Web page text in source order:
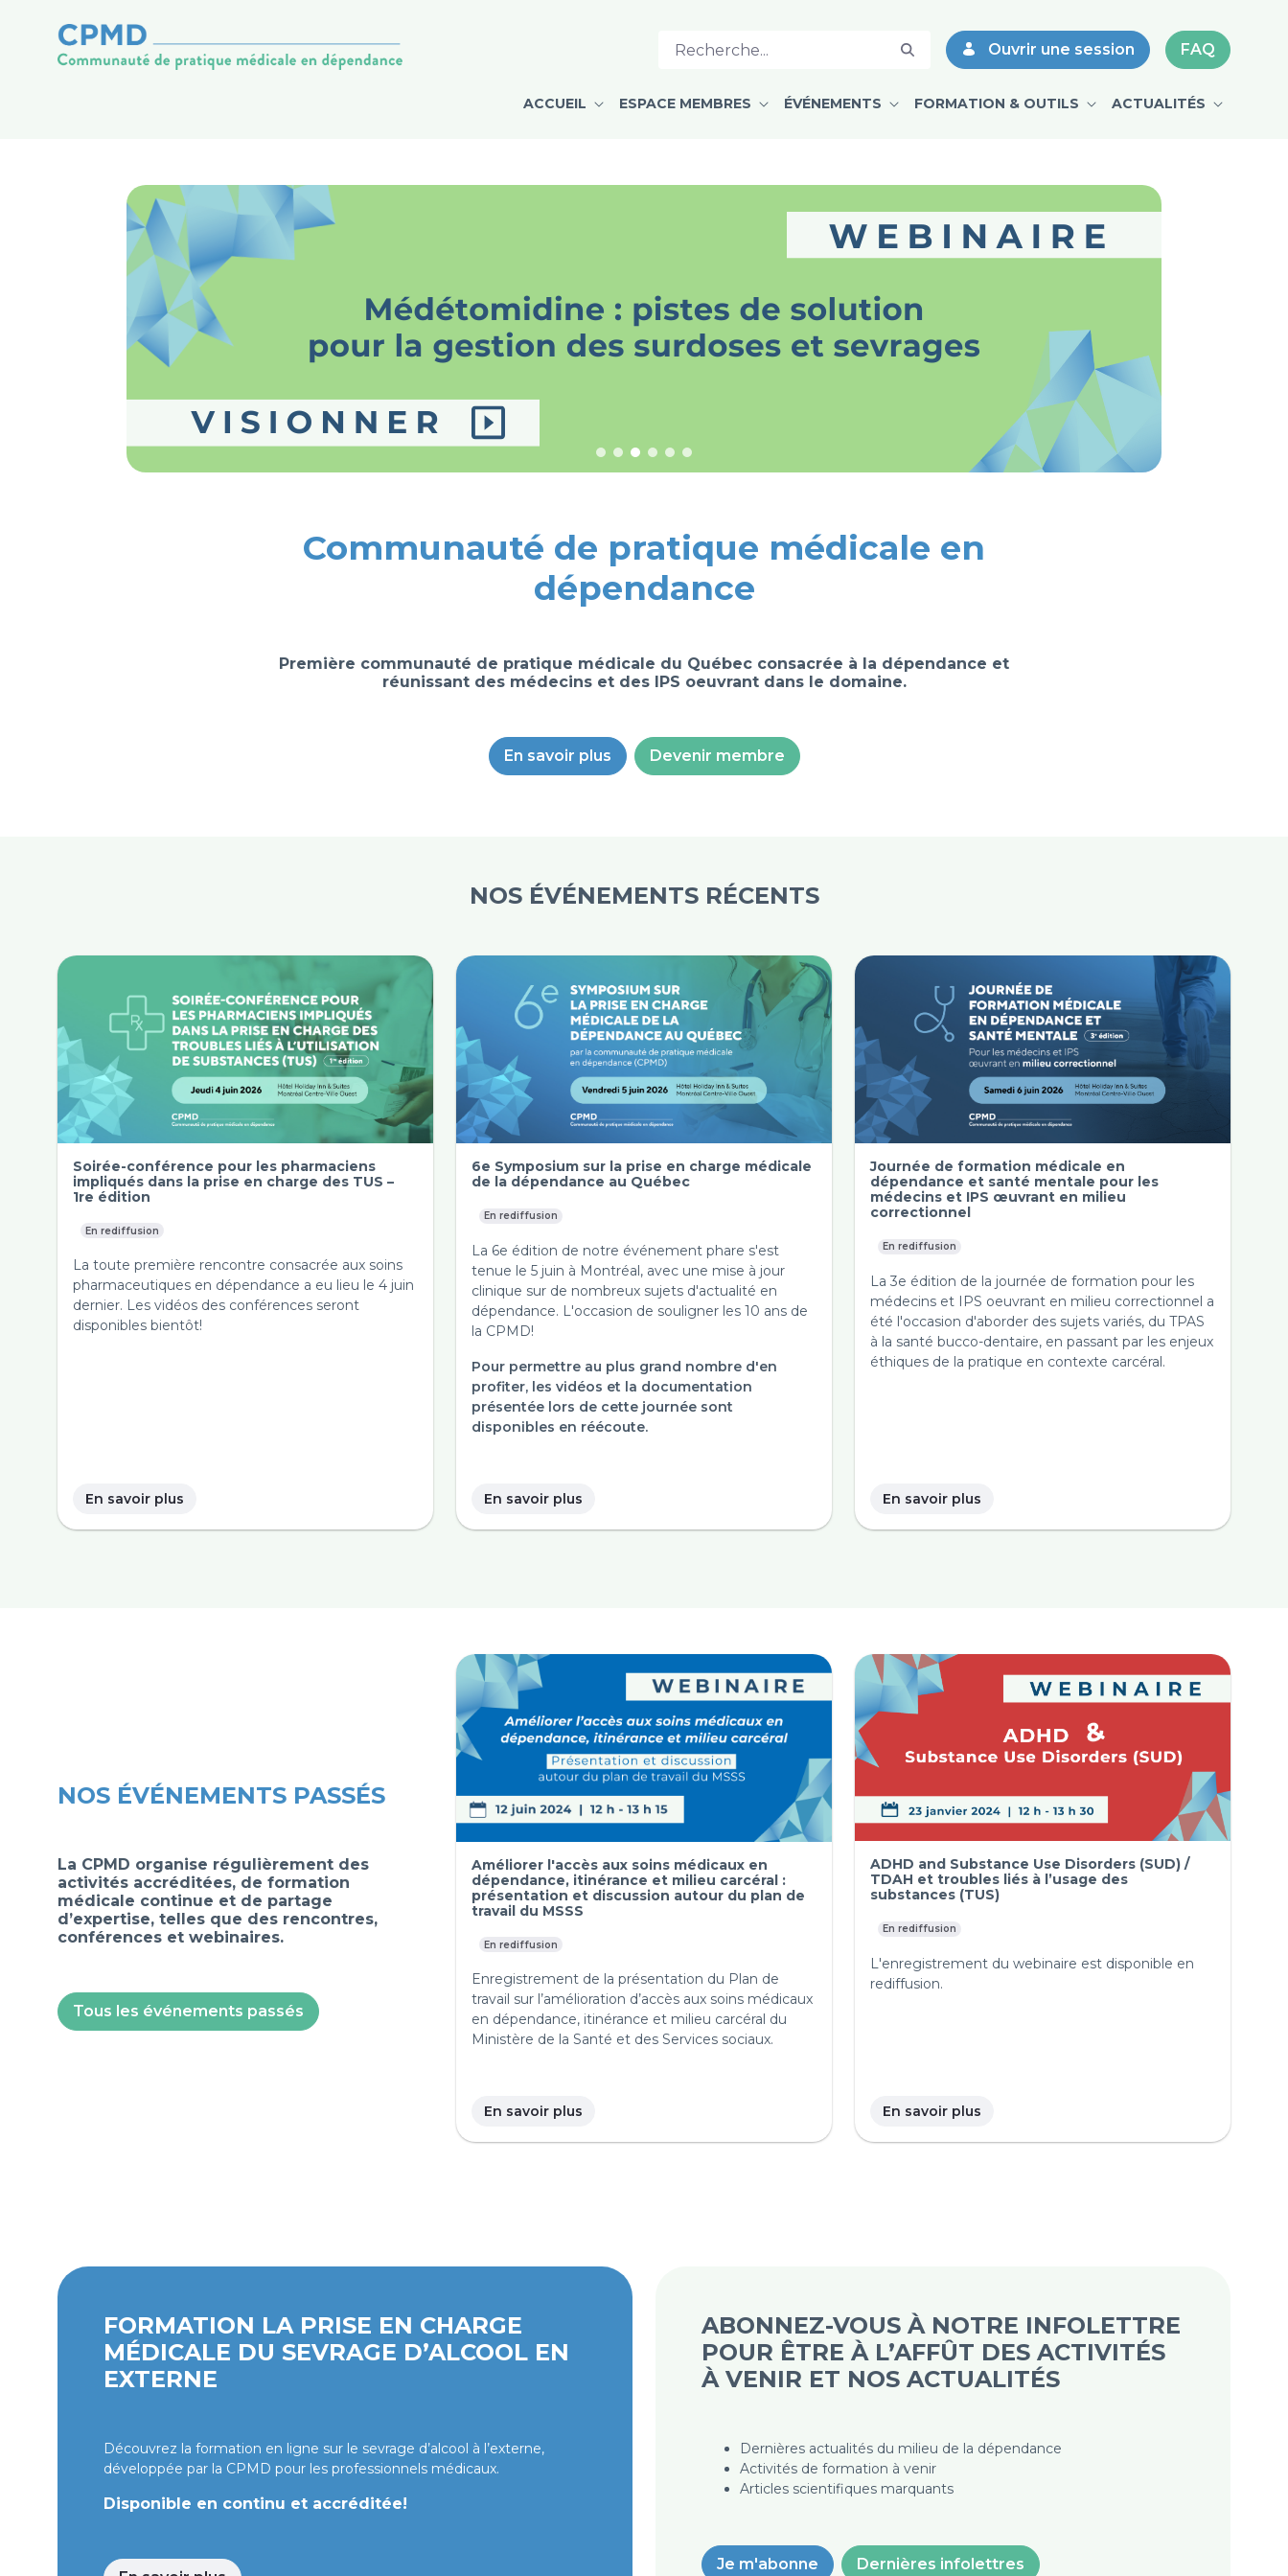
Ouvrir une session FAQ
ACCUEIL ESPACE MEMBRES ÉVÉNEMENTS FORMATION & OUTILS ACTUALITÉS
Communauté de pratique médicale en
dépendance
Première communauté de pratique médicale du Québec consacrée à la dépendance et
réunissant des médecins et des IPS oeuvrant dans le domaine.
En savoir plus Devenir membre
NOS ÉVÉNEMENTS RÉCENTS
Soirée-conférence pour les pharmaciens
impliqués dans la prise en charge des TUS –
1re édition
En rediffusion
La toute première rencontre consacrée aux soins
pharmaceutiques en dépendance a eu lieu le 4 juin
dernier. Les vidéos des conférences seront
disponibles bientôt!
En savoir plus
6e Symposium sur la prise en charge médicale
de la dépendance au Québec
En rediffusion
La 6e édition de notre événement phare s'est
tenue le 5 juin à Montréal, avec une mise à jour
clinique sur de nombreux sujets d'actualité en
dépendance. L'occasion de souligner les 10 ans de
la CPMD!
Pour permettre au plus grand nombre d'en
profiter, les vidéos et la documentation
présentée lors de cette journée sont
disponibles en réécoute.
En savoir plus
Journée de formation médicale en
dépendance et santé mentale pour les
médecins et IPS œuvrant en milieu
correctionnel
En rediffusion
La 3e édition de la journée de formation pour les
médecins et IPS oeuvrant en milieu correctionnel a
été l'occasion d'aborder des sujets variés, du TPAS
à la santé bucco-dentaire, en passant par les enjeux
éthiques de la pratique en contexte carcéral.
En savoir plus
NOS ÉVÉNEMENTS PASSÉS
La CPMD organise régulièrement des
activités accréditées, de formation
médicale continue et de partage
d’expertise, telles que des rencontres,
conférences et webinaires.
Tous les événements passés
Améliorer l'accès aux soins médicaux en
dépendance, itinérance et milieu carcéral :
présentation et discussion autour du plan de
travail du MSSS
En rediffusion
Enregistrement de la présentation du Plan de
travail sur l’amélioration d’accès aux soins médicaux
en dépendance, itinérance et milieu carcéral du
Ministère de la Santé et des Services sociaux.
En savoir plus
ADHD and Substance Use Disorders (SUD) /
TDAH et troubles liés à l’usage des
substances (TUS)
En rediffusion
L'enregistrement du webinaire est disponible en
rediffusion.
En savoir plus
FORMATION LA PRISE EN CHARGE
MÉDICALE DU SEVRAGE D’ALCOOL EN
EXTERNE
Découvrez la formation en ligne sur le sevrage d’alcool à l’externe,
développée par la CPMD pour les professionnels médicaux.
Disponible en continu et accréditée!
ABONNEZ-VOUS À NOTRE INFOLETTRE
POUR ÊTRE À L’AFFÛT DES ACTIVITÉS
À VENIR ET NOS ACTUALITÉS
Dernières actualités du milieu de la dépendance
Activités de formation à venir
Articles scientifiques marquants
Je m'abonne Dernières infolettres